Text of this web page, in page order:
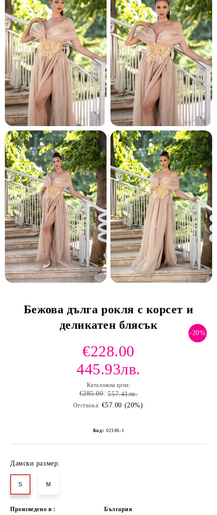
Бежова дълга рокля с корсет и
деликатен блясък
-20%
€228.00
445.93лв.
Каталожна цена:
€285.00 557.41лв.
Отстъпка: €57.00 (20%)
Код: 02186-1
Дамски размер:
S M
Произведено в :
България